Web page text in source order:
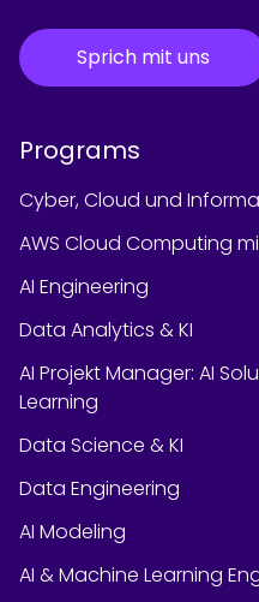
Sprich mit uns
Programs
Cyber, Cloud und
AWS Cloud Computing
AI Engineering
Data Analytics & KI
AI Projekt Manager: AI
Learning
Data Science & KI
Data Engineering
AI Modeling
AI & Machine Learning